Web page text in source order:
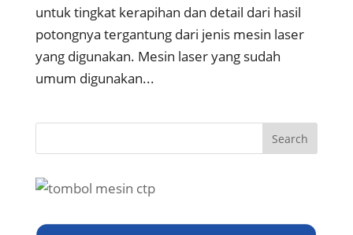
untuk tingkat kerapihan dan detail dari hasil
potongnya tergantung dari jenis mesin laser
yang digunakan. Mesin laser yang sudah
umum digunakan...